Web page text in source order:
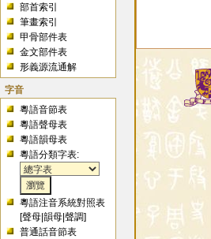
部首索引
筆畫索引
甲骨部件表
金文部件表
形義源流通解
字音
粵語音節表
粵語聲母表
粵語韻母表
粵語分類字表:
粵語注音系統對照表
[聲母 |韻母 |聲調]
普通話音節表